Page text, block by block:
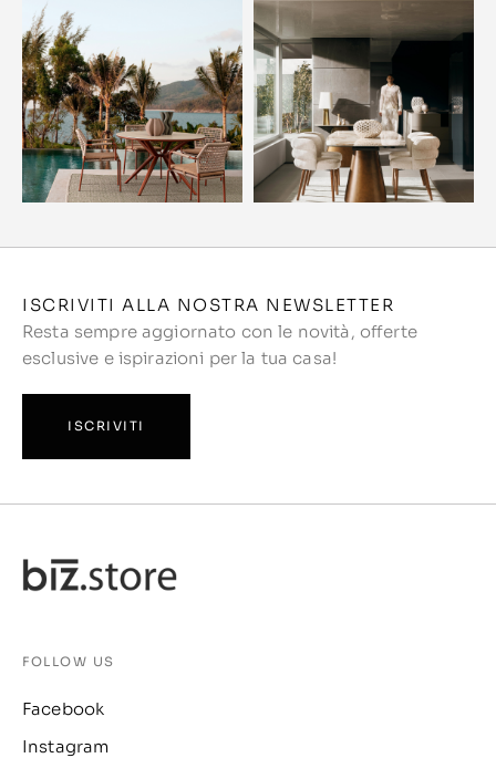
ISCRIVITI ALLA NOSTRA NEWSLETTER
Resta sempre aggiornato con le novità, offerte
esclusive e ispirazioni per la tua casa!
ISCRIVITI
FOLLOW US
Facebook
Instagram